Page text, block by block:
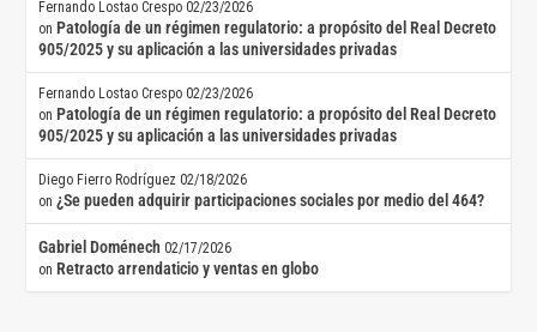
Fernando Lostao Crespo 02/23/2026
on Patología de un régimen regulatorio: a propósito del Real Decreto
905/2025 y su aplicación a las universidades privadas
Fernando Lostao Crespo 02/23/2026
on Patología de un régimen regulatorio: a propósito del Real Decreto
905/2025 y su aplicación a las universidades privadas
Diego Fierro Rodríguez 02/18/2026
on¿Se pueden adquirir participaciones sociales por medio del 464?
Gabriel Doménech 02/17/2026
on Retracto arrendaticio y ventas en globo